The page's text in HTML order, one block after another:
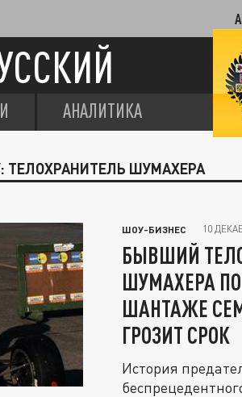
АНАЛИТИКА
ТЕЛОХРАНИТЕЛЬ ШУМАХЕРА
ШОУ-БИЗНЕС 10
БЫВШИЙ
ШУМАХЕРА
ШАНТАЖЕ
ГРОЗИТ СРОК
История